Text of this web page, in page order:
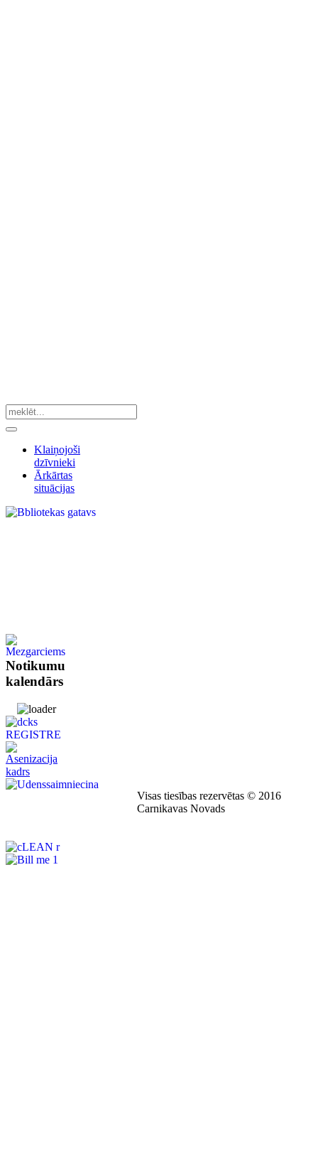
Klaiņojoši
dzīvnieki
Ārkārtas
situācijas
Notikumu
kalendārs
Visas tiesības rezervētas © 2016
Carnikavas Novads